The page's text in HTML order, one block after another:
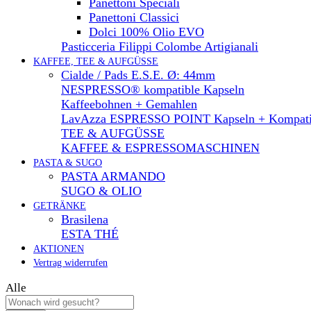
Panettoni Speciali
Panettoni Classici
Dolci 100% Olio EVO
Pasticceria Filippi Colombe Artigianali
KAFFEE, TEE & AUFGÜSSE
Cialde / Pads E.S.E. Ø: 44mm
NESPRESSO® kompatible Kapseln
Kaffeebohnen + Gemahlen
LavAzza ESPRESSO POINT Kapseln +
TEE & AUFGÜSSE
KAFFEE & ESPRESSOMASCHINEN
PASTA & SUGO
PASTA ARMANDO
SUGO & OLIO
GETRÄNKE
Brasilena
ESTA THÉ
AKTIONEN
Vertrag widerrufen
Alle